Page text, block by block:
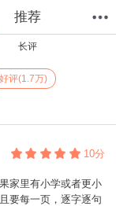
推荐
长评
好评(1.7万)
10分
家里有小学或者更小
要每一页，逐字逐句